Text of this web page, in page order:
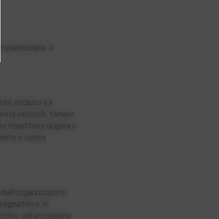
particolare, è
escluso e il
la velocità, tenere
traiettorie di gara e
e senza
e, in
ad eccezione